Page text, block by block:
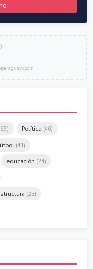
(69) Política (46)
(41)
educación (24)
(23)